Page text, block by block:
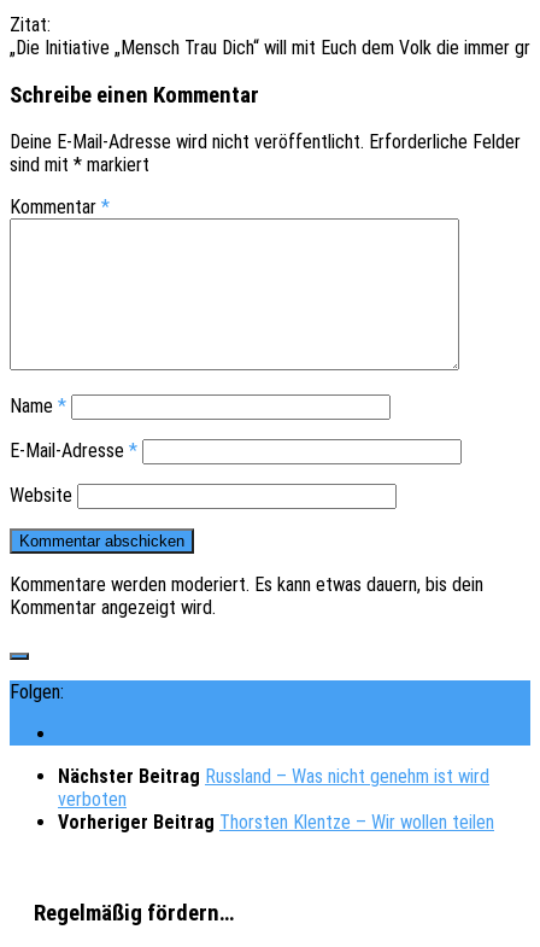
Zitat:
„Die Initia­ti­ve „Mensch Trau Dich“ will mit Euch dem Volk die immer gr
Schreibe einen Kommentar
Deine E-Mail-Adresse wird nicht veröffentlicht. Erforderliche Felder
sind mit * markiert
Kommentar *
Name *
E-Mail-Adresse *
Website
Kommentare werden moderiert. Es kann etwas dauern, bis dein
Kommentar angezeigt wird.
Folgen:
Nächster Beitrag Russland – Was nicht genehm ist wird
verboten
Vorheriger Beitrag Thorsten Klentze – Wir wollen teilen
Regelmäßig fördern…